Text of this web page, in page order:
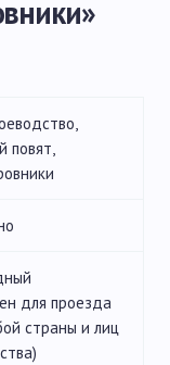
повят,
для проезда
страны и лиц